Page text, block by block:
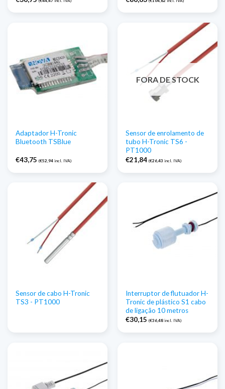
Adaptador H-Tronic
Bluetooth TSBlue
€43,75 (€52,94 incl. IVA)
FORA DE STOCK
Sensor de enrolamento de
tubo H-Tronic TS6 -
PT1000
€21,84 (€26,43 incl. IVA)
Sensor de cabo H-Tronic
TS3 - PT1000
Interruptor de flutuador H-
Tronic de plástico S1 cabo
de ligação 10 metros
€30,15 (€36,48 incl. IVA)